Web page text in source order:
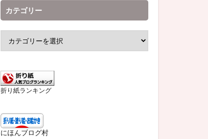
カテゴリー
折り紙ランキング
にほんブログ村